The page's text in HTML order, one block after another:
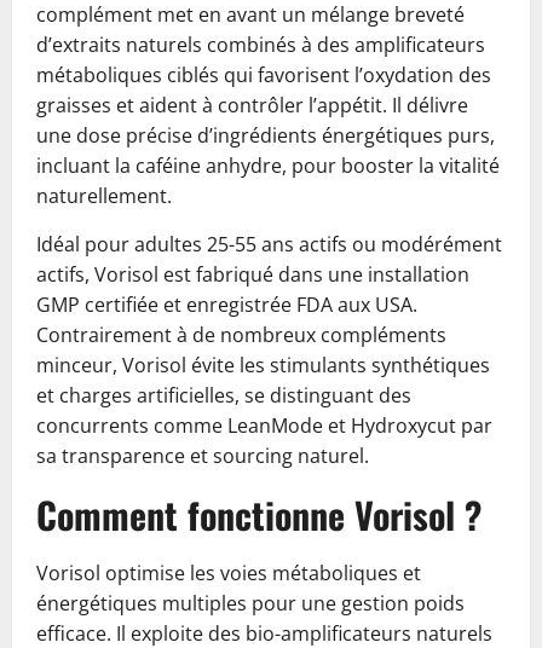
complément met en avant un mélange breveté
d’extraits naturels combinés à des amplificateurs
métaboliques ciblés qui favorisent l’oxydation des
graisses et aident à contrôler l’appétit. Il délivre
une dose précise d’ingrédients énergétiques purs,
incluant la caféine anhydre, pour booster la vitalité
naturellement.
Idéal pour adultes 25-55 ans actifs ou modérément
actifs, Vorisol est fabriqué dans une installation
GMP certifiée et enregistrée FDA aux USA.
Contrairement à de nombreux compléments
minceur, Vorisol évite les stimulants synthétiques
et charges artificielles, se distinguant des
concurrents comme LeanMode et Hydroxycut par
sa transparence et sourcing naturel.
Comment fonctionne Vorisol ?
Vorisol optimise les voies métaboliques et
énergétiques multiples pour une gestion poids
efficace. Il exploite des bio-amplificateurs naturels